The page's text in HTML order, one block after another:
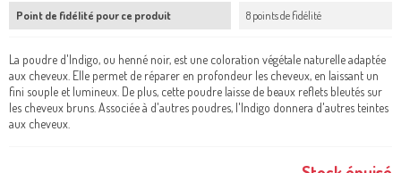
Point de fidélité pour ce produit 8 points de fidélité
La poudre d'Indigo, ou henné noir, est une coloration végétale naturelle adaptée
aux cheveux. Elle permet de réparer en profondeur les cheveux, en laissant un
fini souple et lumineux. De plus, cette poudre laisse de beaux reflets bleutés sur
les cheveux bruns. Associée à d'autres poudres, l'Indigo donnera d'autres teintes
aux cheveux.